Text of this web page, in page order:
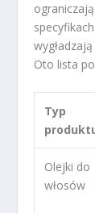
Oto lista
Typ
Olejki do
włosów